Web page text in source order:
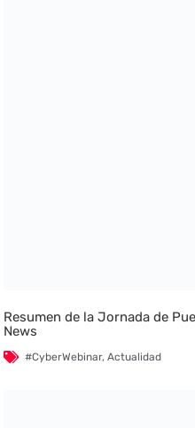
Resumen de la Jornada de
News
#CyberWebinar,Actualidad